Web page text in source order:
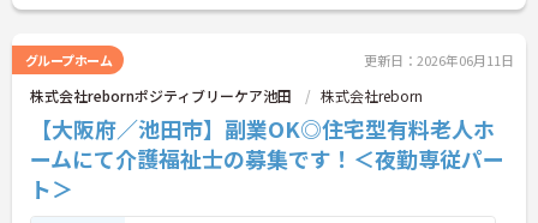
グループホーム 更新日：2026年06月11日
株式会社rebornポジティブリーケア池田 株式会社reborn
【大阪府／池田市】副業OK◎住宅型有料老人ホ
ームにて介護福祉士の募集です！＜夜勤専従パー
ト＞